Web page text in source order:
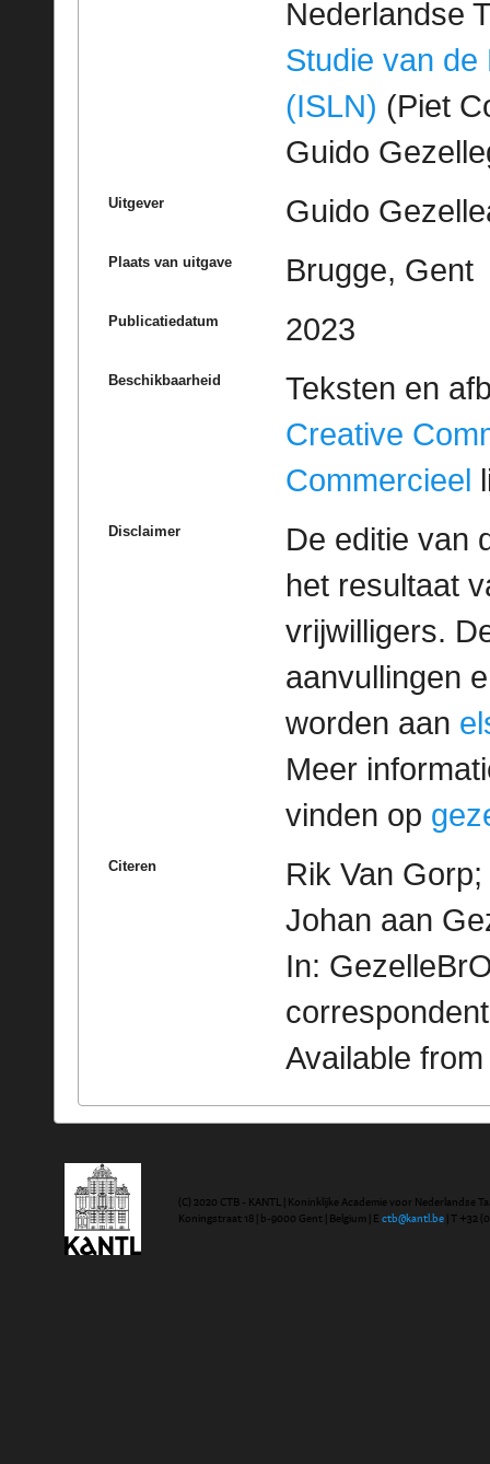
Nederlandse
Studie van de
(ISLN) (Piet
Guido
Uitgever Guido
Plaats van uitgave Brugge, Gent
Publicatiedatum 2023
Beschikbaarheid
Teksten en
Creative
Commercieel
Disclaimer
De editie van
het resultaat
vrijwilligers.
aanvullingen
worden aan
Meer
vinden op
Citeren
Rik Van
Johan aan
In:
Available
(C) 2020 CTB - KANTL | Koninklijke Academie voor Nederlandse
Koningstraat 18 | b-9000 Gent | Belgium | E ctb@kantl.be | T +32